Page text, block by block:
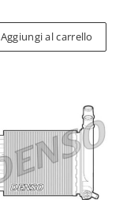
Aggiungi al carrello